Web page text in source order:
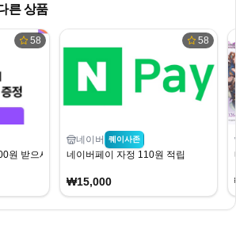
른 상품
58
원 받으세유
58
네이버 퀘이사존
네이버페이 자정 110원 적립
₩15,000